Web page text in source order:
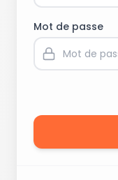
Mot de passe